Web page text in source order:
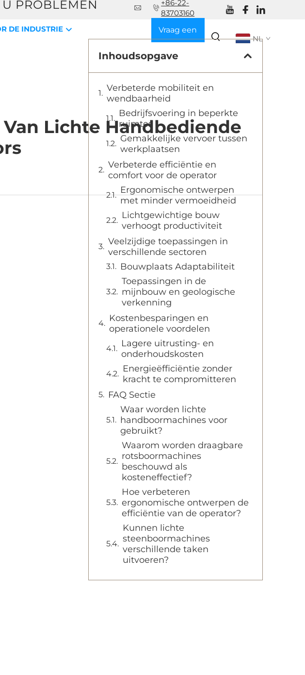
PROBLEMEN
+86-22-
83703160
DE INDUSTRIE Vraag een
offerte aan
NL
Lichte Handbediende
Inhoudsopgave
Verbeterde mobiliteit en
wendbaarheid
Bedrijfsvoering in beperkte
ruimtes
Gemakkelijke vervoer tussen
werkplaatsen
Verbeterde efficiëntie en
comfort voor de operator
Ergonomische ontwerpen
met minder vermoeidheid
Lichtgewichtige bouw
verhoogt productiviteit
Veelzijdige toepassingen in
verschillende sectoren
Bouwplaats Adaptabiliteit
Toepassingen in de
mijnbouw en geologische
verkenning
Kostenbesparingen en
operationele voordelen
Lagere uitrusting- en
onderhoudskosten
Energieëfficiëntie zonder
kracht te compromitteren
FAQ Sectie
Waar worden lichte
handboormachines voor
gebruikt?
Waarom worden draagbare
rotsboormachines
beschouwd als
kosteneffectief?
Hoe verbeteren
ergonomische ontwerpen de
efficiëntie van de operator?
Kunnen lichte
steenboormachines
verschillende taken
uitvoeren?